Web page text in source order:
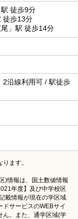
徒歩9分
徒歩13分
」駅 徒歩14分
沿線利用可 / 駅徒歩
ます。
)情報は、国土数値情報
年度】及び中学校区
載情報が現在の学区域
ドサービスのWEBサイ
ん。また、通学区域(学